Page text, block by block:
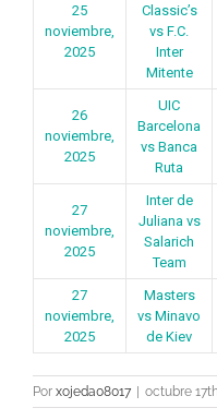
25
noviembre,
2025
Classic’s
vs F.C.
Inter
Mitente
26
noviembre,
2025
UIC
Barcelona
vs Banca
Ruta
27
noviembre,
2025
Inter de
Juliana vs
Salarich
Team
27
noviembre,
2025
Masters
vs Minavo
de Kiev
Por xojeda08017 octubre